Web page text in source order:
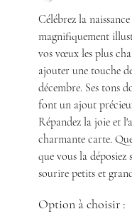
Célébrez la
magnifiquement
vos vœux les plus
ajouter une touche
décembre. Ses tons
font un ajout
Répandez la joie et
charmante carte.
que vous la
sourire petits et
Option à choisir :